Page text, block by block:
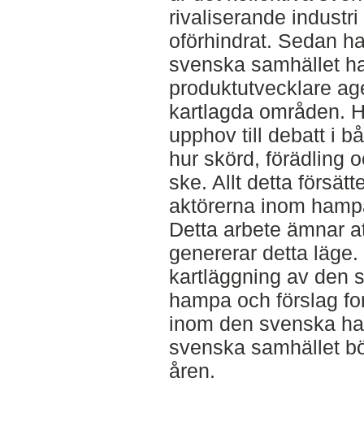
rivaliserande
oförhindrat. Sedan
svenska samhället
produktutvecklare
kartlagda områden.
upphov till debatt i
hur skörd, förädling
ske. Allt detta
aktörerna inom
Detta arbete ämnar
genererar detta
kartläggning av den
hampa och förslag
inom den svenska
svenska samhället
åren.